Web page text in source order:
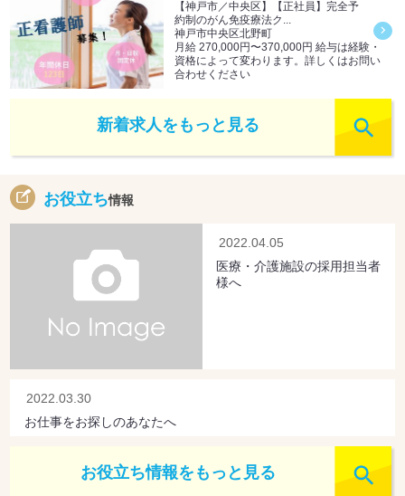
【神戸市／中央区】【正社員】完全予
約制のがん免疫療法ク...
神戸市中央区北野町
月給 270,000円〜370,000円 給与は経験・
資格によって変わります。詳しくはお問い
合わせください
新着求人をもっと見る
お役立ち情報
2022.04.05
医療・介護施設の採用担当者
様へ
2022.03.30
お仕事をお探しのあなたへ
お役立ち情報をもっと見る